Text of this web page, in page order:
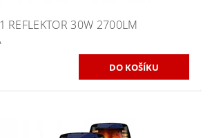
REFLEKTOR 30W 2700LM